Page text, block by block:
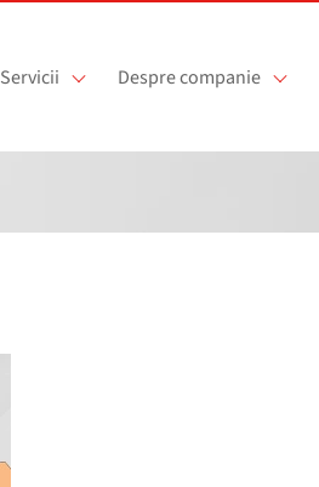
Servicii Despre companie